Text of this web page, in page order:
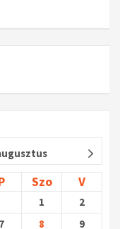
Szo V
1
2
7 8 9